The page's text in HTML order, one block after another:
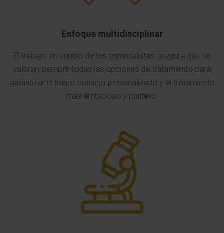
Enfoque multidisciplinar
El trabajo en equipo de los especialistas asegura que se
valoran siempre todas las opciones de tratamiento para
garantizar el mejor consejo personalizado y el tratamiento
más ambicioso y puntero.